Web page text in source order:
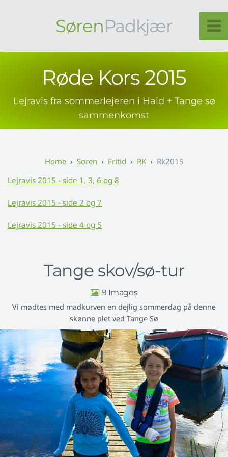
SørenPadkjær
Røde Kors 2015
Lejravis fra sommerlejeren i Hald + Tange sø
sammenkomst
Soren Fritid RK
Rk2015
Lejravis 2015 - side 1, 3, 6 og 8
Lejravis 2015 - side 2 og 7
Lejravis 2015 - side 4 og 5
Tange skov/sø-tur
9
Vi mødtes med madkurven en dejlig sommerdag på denne
skønne plet ved Tange Sø